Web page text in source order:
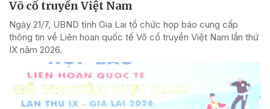
Võ cổ truyền Việt Nam
Ngày 21/7, UBND tỉnh Gia Lai tổ chức họp báo cung cấp
thông tin về Liên hoan quốc tế Võ cổ truyền Việt Nam lần thứ
IX năm 2026.